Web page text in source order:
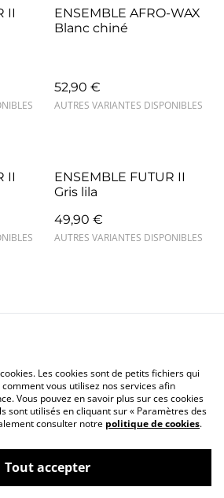
II
ENSEMBLE AFRO-WAX
Blanc chiné
52,90 €
AUTRES VARIANTES DISPONIBLES
II
ENSEMBLE FUTUR II
Gris lila
49,90 €
AUTRES VARIANTES DISPONIBLES
Mentions légales
Cookies
Les cookies sont de petits fichiers qui
vous utilisez nos services afin
Vous pouvez en savoir plus sur ces cookies
sont utilisés en cliquant sur « Paramètres des
consulter notre politique de cookies.
Tout accepter